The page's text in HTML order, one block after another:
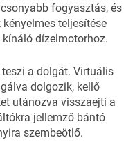
fogyasztás, és
teljesítése
dízelmotorhoz.
teszi a dolgát. Virtuális
dolgozik, kellő
utánozva visszaejti a
jellemző bántó
szembeötlő.